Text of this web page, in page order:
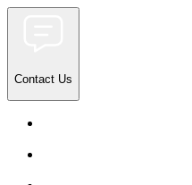
Contact Us